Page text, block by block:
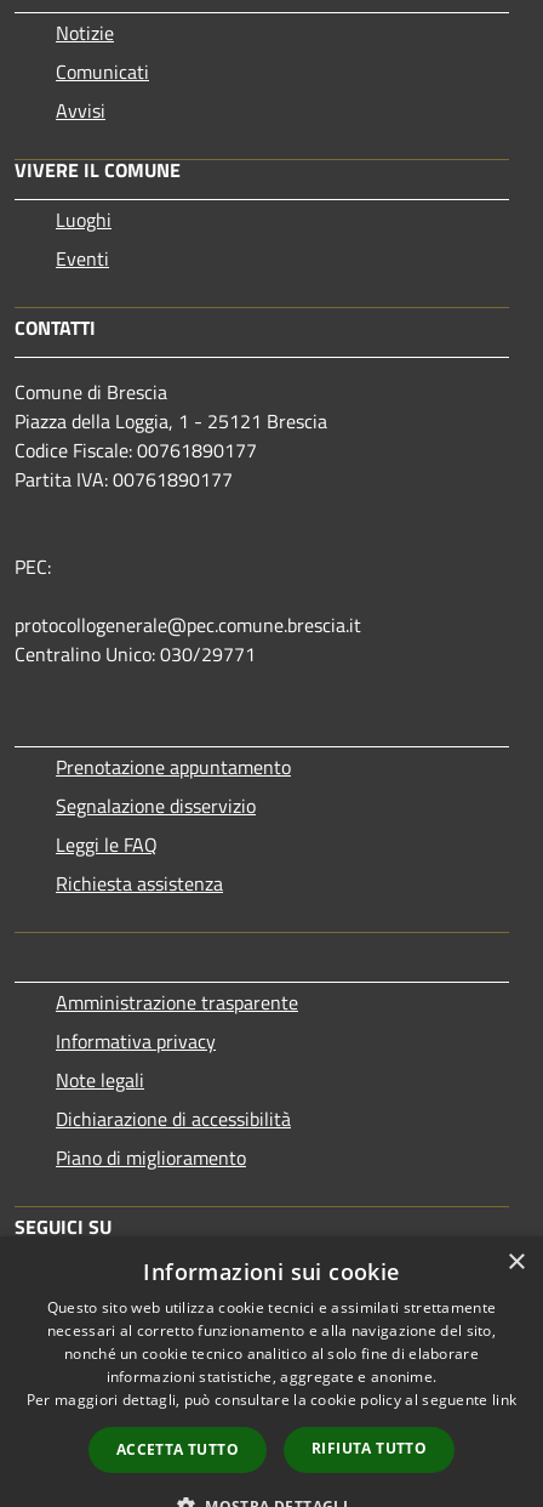
Notizie
Comunicati
Avvisi
VIVERE IL COMUNE
Luoghi
Eventi
CONTATTI
Comune di Brescia
Piazza della Loggia, 1 - 25121 Brescia
Codice Fiscale: 00761890177
Partita IVA: 00761890177
PEC:
protocollogenerale@pec.comune.brescia.it
Centralino Unico: 030/29771
Prenotazione appuntamento
Segnalazione disservizio
Leggi le FAQ
Richiesta assistenza
Amministrazione trasparente
Informativa privacy
Note legali
Dichiarazione di accessibilità
Piano di miglioramento
SEGUICI SU
RSS
Accessibilità
Copyright © 2026 • Comune di
Municipium•
Accesso
redazione
×
Informazioni sui cookie
Questo sito web utilizza cookie tecnici e assimilati strettamente
necessari al corretto funzionamento e alla navigazione del sito,
nonché un cookie tecnico analitico al solo fine di elaborare
informazioni statistiche, aggregate e anonime.
Per maggiori dettagli, può consultare la cookie policy al seguente link
ACCETTA TUTTO RIFIUTA TUTTO